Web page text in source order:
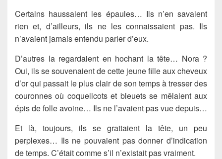
Certains haussaient les épaules… Ils n’en savaient
rien et, d’ailleurs, ils ne les connaissaient pas. Ils
n’avaient jamais entendu parler d’eux.
D’autres la regardaient en hochant la tête… Nora ?
Oui, ils se souvenaient de cette jeune fille aux cheveux
d’or qui passait le plus clair de son temps à tresser des
couronnes où coquelicots et bleuets se mêlaient aux
épis de folle avoine… Ils ne l’avaient pas vue depuis…
Et là, toujours, ils se grattaient la tête, un peu
perplexes… Ils ne pouvaient pas donner d’indication
de temps. C’était comme s’il n’existait pas vraiment.